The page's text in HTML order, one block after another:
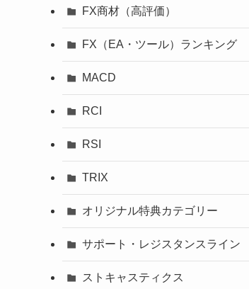
FX商材（高評価）
FX（EA・ツール）ランキング
MACD
RCI
RSI
TRIX
オリジナル特典カテゴリー
サポート・レジスタンスライン
ストキャスティクス